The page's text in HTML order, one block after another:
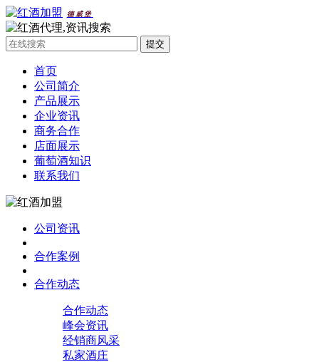
德威堡
首页
公司简介
产品展示
企业资讯
商务合作
店面展示
葡萄酒知识
联系我们
公司资讯
合作案例
合作动态
合作动态
峰会资讯
经销商风采
私家酒庄